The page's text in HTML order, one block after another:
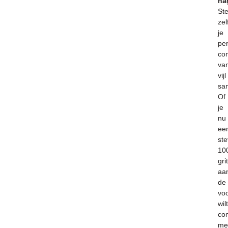
je
vijl
Of
je
nu
grit
de
wilt